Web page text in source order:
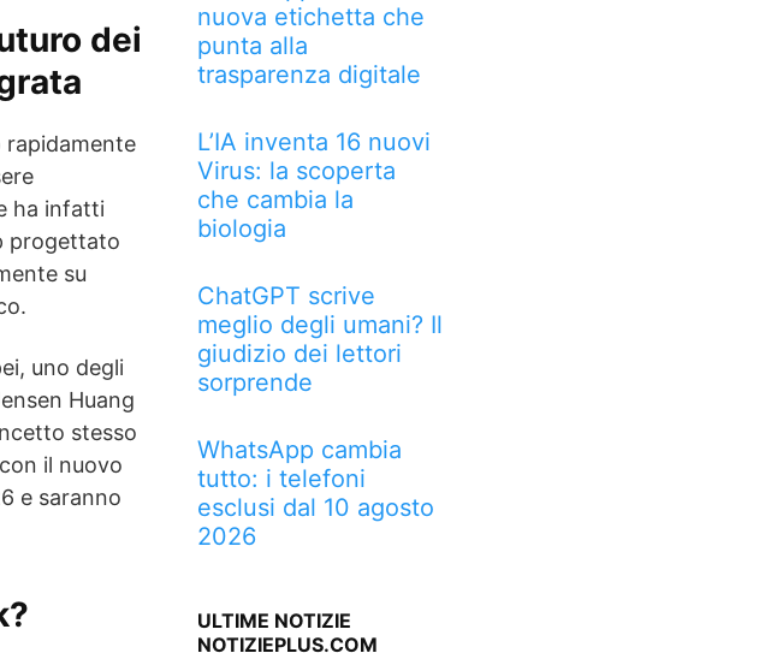
dei
ha infatti
progettato
su
uno degli
Huang
stesso
il nuovo
e saranno
nuova etichetta che
punta alla
trasparenza digitale
L’IA inventa 16 nuovi
Virus: la scoperta
che cambia la
biologia
ChatGPT scrive
meglio degli umani? Il
giudizio dei lettori
sorprende
WhatsApp cambia
tutto: i telefoni
esclusi dal 10 agosto
2026
ULTIME NOTIZIE
NOTIZIEPLUS.COM